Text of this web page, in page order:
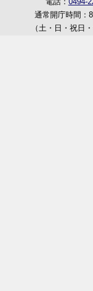
通常開庁時間：
（土・日・祝日